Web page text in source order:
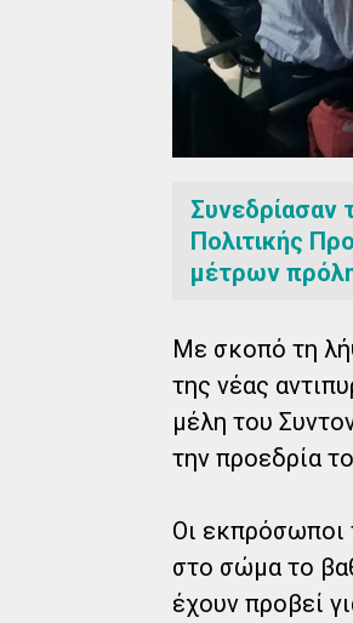
Συνεδρίασαν
Πολιτικής
μέτρων
Με σκοπό τη
της νέας
μέλη του
την προεδρία
Οι
στο σώμα το
έχουν προβεί